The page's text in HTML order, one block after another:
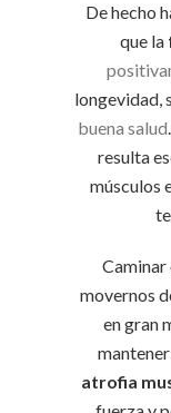
De hecho
que la
longevidad,
buena salud
resulta
músculos
Caminar
movernos
en gran
atrofia